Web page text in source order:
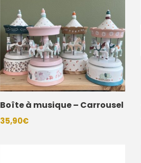
Boîte à musique – Carrousel
35,90€